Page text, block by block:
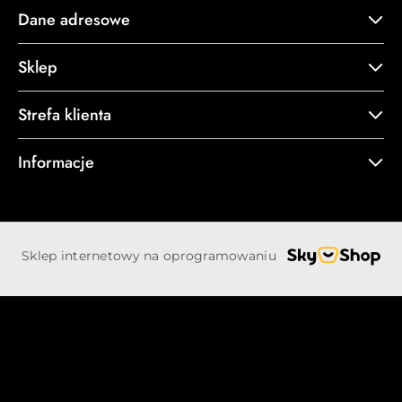
Dane adresowe
Sklep
Strefa klienta
Informacje
Sklep internetowy na oprogramowaniu